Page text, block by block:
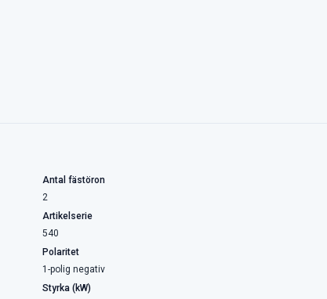
Antal fästöron
2
Artikelserie
540
Polaritet
1-polig negativ
Styrka (kW)